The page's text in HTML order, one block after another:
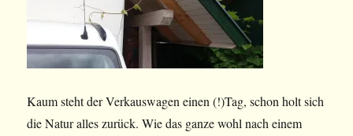
Kaum steht der Verkauswagen einen (!)Tag, schon holt sich
die Natur alles zurück. Wie das ganze wohl nach einem